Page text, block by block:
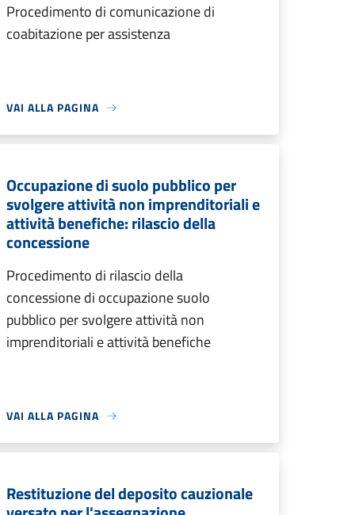
Procedimento di comunicazione di
coabitazione per assistenza
VAI ALLA PAGINA
Occupazione di suolo pubblico per
svolgere attività non imprenditoriali e
attività benefiche: rilascio della
concessione
Procedimento di rilascio della
concessione di occupazione suolo
pubblico per svolgere attività non
imprenditoriali e attività benefiche
VAI ALLA PAGINA
Restituzione del deposito cauzionale